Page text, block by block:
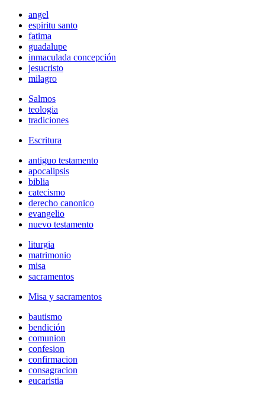
angel
espiritu santo
fatima
guadalupe
inmaculada concepción
jesucristo
milagro
Salmos
teologia
tradiciones
Escritura
antiguo testamento
apocalipsis
biblia
catecismo
derecho canonico
evangelio
nuevo testamento
liturgia
matrimonio
misa
sacramentos
Misa y sacramentos
bautismo
bendición
comunion
confesion
confirmacion
consagracion
eucaristia